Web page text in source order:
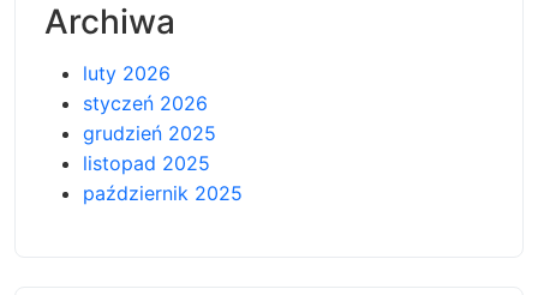
Archiwa
luty 2026
styczeń 2026
grudzień 2025
listopad 2025
październik 2025